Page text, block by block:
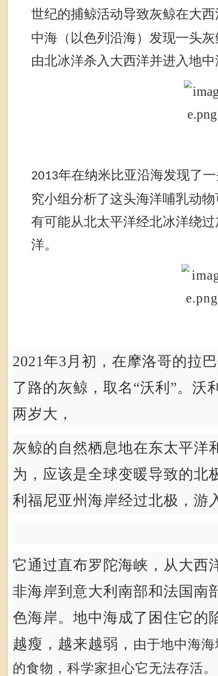
世纪的捕鲸活动导致灰鲸在大
中海（以色列沿海）发现一头
由北冰洋杀入大西洋并进入地
2013年在纳米比亚沿海发现了
究小组分析了这头海洋哺乳动
有可能从北太平洋经北冰洋绕
洋。
2021年3 月初，在摩洛哥的拉
了路的灰鲸，取名 “沃利 ”。沃
两岁大，
灰鲸的自然栖息地在东太平洋
为，应该是全球变暖导致的北
利福尼亚州海岸经过北极，游
它通过直布罗陀海峡，从大西
非海岸到意大利南部和法国南
色海岸。地中海成了困住它的
越瘦，越来越弱， 由于地中海
的食物，科学家担心它无法存活。